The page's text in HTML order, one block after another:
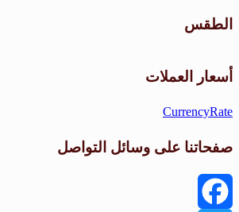
الطقس
أسعار العملات
CurrencyRate
صفحاتنا على وسائل التواصل